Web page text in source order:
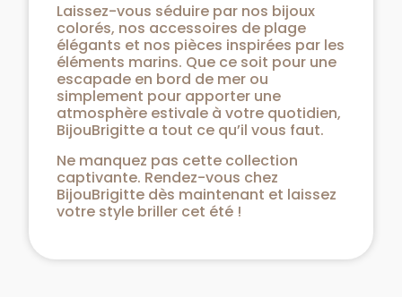
Laissez-vous séduire par nos bijoux
colorés, nos accessoires de plage
élégants et nos pièces inspirées par les
éléments marins. Que ce soit pour une
escapade en bord de mer ou
simplement pour apporter une
atmosphère estivale à votre quotidien,
BijouBrigitte a tout ce qu’il vous faut.
Ne manquez pas cette collection
captivante. Rendez-vous chez
BijouBrigitte dès maintenant et laissez
votre style briller cet été !